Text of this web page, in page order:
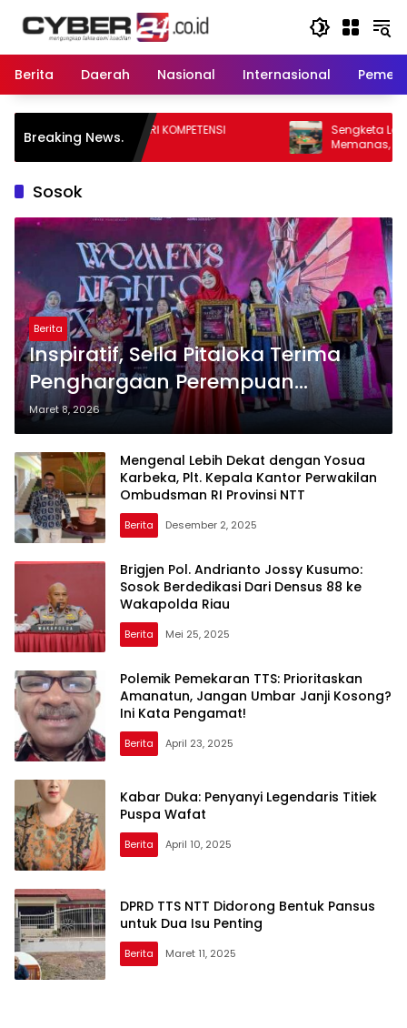
Berita
Daerah Nasional Internasional
Breaking News.
KOMPETENSI
Sengketa Lahan Eks PT Sarpindo
Memanas, Dwitunggal Soleh-Herman
Boyong Pakar Lingkungan ke Pulau
Sosok
Berita
Inspiratif, Sella Pitaloka Terima
Penghargaan Perempuan
Berprestasi di Hari Perempuan
Internasional 2026
Maret 8, 2026
Mengenal Lebih Dekat dengan Yosua
Karbeka, Plt. Kepala Kantor Perwakilan
Ombudsman RI Provinsi NTT
Berita Desember 2, 2025
Brigjen Pol. Andrianto Jossy Kusumo:
Sosok Berdedikasi Dari Densus 88 ke
Wakapolda Riau
Berita Mei 25, 2025
Polemik Pemekaran TTS: Prioritaskan
Amanatun, Jangan Umbar Janji Kosong?
Ini Kata Pengamat!
Berita April 23, 2025
Kabar Duka: Penyanyi Legendaris Titiek
Puspa Wafat
Berita April 10, 2025
DPRD TTS NTT Didorong Bentuk Pansus
untuk Dua Isu Penting
Berita Maret 11, 2025